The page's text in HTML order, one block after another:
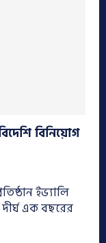
বিনিয়োগ
ইভ্যালি